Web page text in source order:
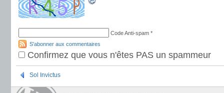
Code Anti-spam *
S'abonner aux commentaires
Confirmez que vous n'êtes PAS un spammeur
Sol Invictus